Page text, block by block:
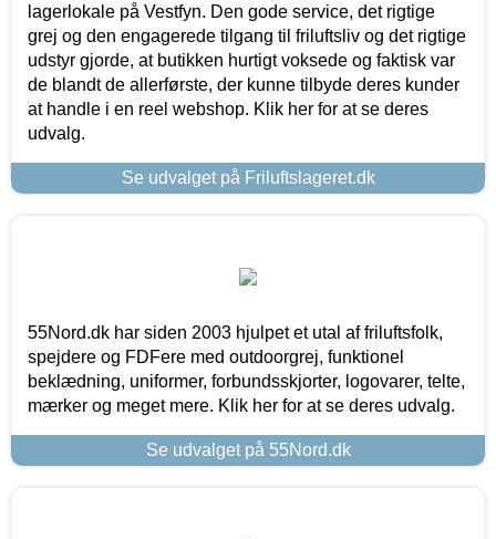
lagerlokale på Vestfyn. Den gode service, det rigtige
grej og den engagerede tilgang til friluftsliv og det rigtige
udstyr gjorde, at butikken hurtigt voksede og faktisk var
de blandt de allerførste, der kunne tilbyde deres kunder
at handle i en reel webshop. Klik her for at se deres
udvalg.
Se udvalget på Friluftslageret.dk
55Nord.dk har siden 2003 hjulpet et utal af friluftsfolk,
spejdere og FDFere med outdoorgrej, funktionel
beklædning, uniformer, forbundsskjorter, logovarer, telte,
mærker og meget mere. Klik her for at se deres udvalg.
Se udvalget på 55Nord.dk